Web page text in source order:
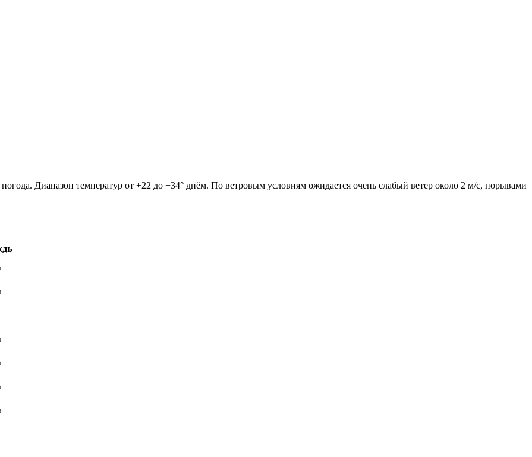
Диапазон температур от +22 до +34° днём. По ветровым условиям ожидается очень слабый ветер около 2 м/с, порывами